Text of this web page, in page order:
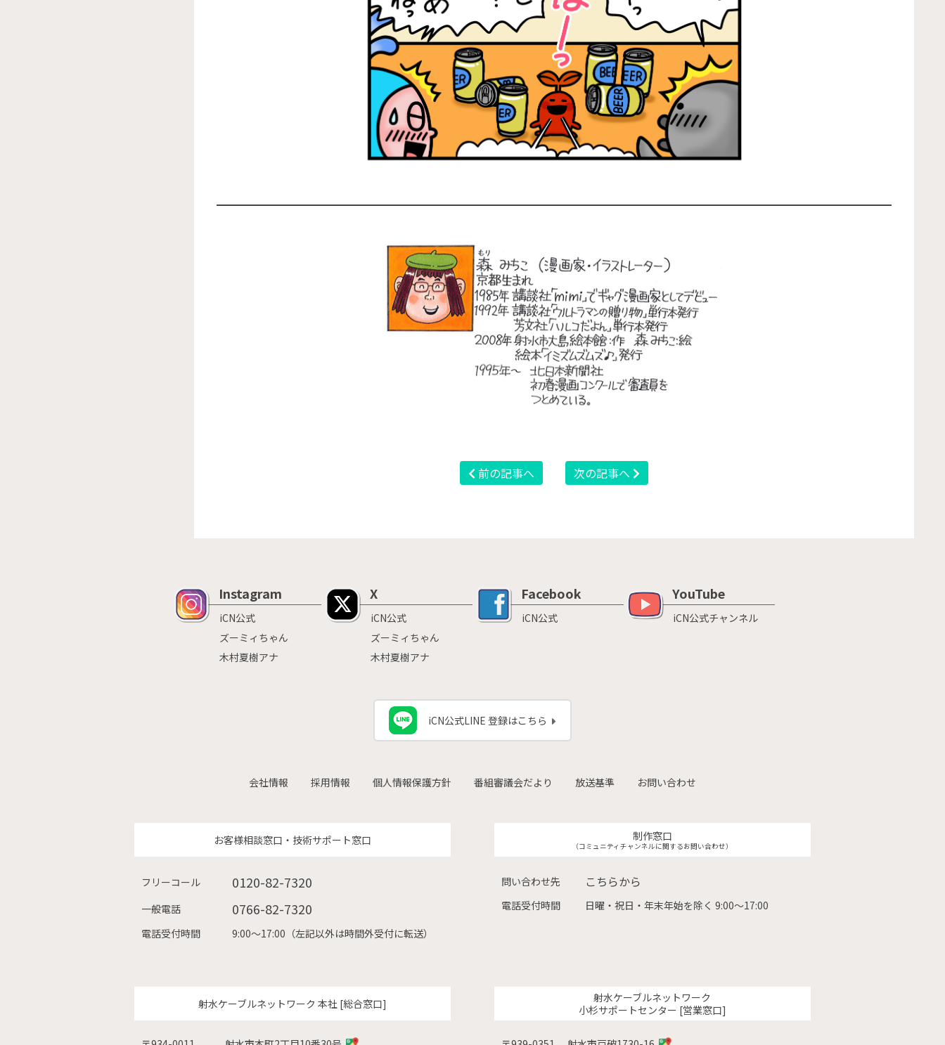
前の記事へ 次の記事へ
Instagram
iCN公式
ズーミィちゃん
木村夏樹アナ
X
iCN公式
ズーミィちゃん
木村夏樹アナ
Facebook
iCN公式
YouTube
iCN公式チャンネル
iCN公式LINE 登録はこちら
会社情報 採用情報 個人情報保護方針 番組審議会だより 放送基準 お問い合わせ
お客様相談窓口・技術サポート窓口
フリーコール 0120-82-7320
一般電話 0766-82-7320
電話受付時間 9:00〜17:00（左記以外は時間外受付に転送）
制作窓口
（コミュニティチャンネルに関するお問い合わせ）
問い合わせ先 こちらから
電話受付時間 日曜・祝日・年末年始を除く 9:00〜17:00
射水ケーブルネットワーク 本社 [総合窓口]
射水ケーブルネットワーク
小杉サポートセンター [営業窓口]